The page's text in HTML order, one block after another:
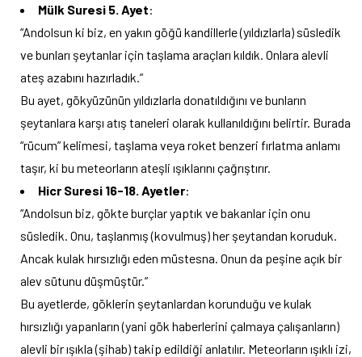
Mülk Suresi 5. Ayet:
“Andolsun ki biz, en yakın göğü kandillerle (yıldızlarla) süsledik
ve bunları şeytanlar için taşlama araçları kıldık. Onlara alevli
ateş azabını hazırladık.”
Bu ayet, gökyüzünün yıldızlarla donatıldığını ve bunların
şeytanlara karşı atış taneleri olarak kullanıldığını belirtir. Burada
“rücum” kelimesi, taşlama veya roket benzeri fırlatma anlamı
taşır, ki bu meteorların ateşli ışıklarını çağrıştırır.
Hicr Suresi 16-18. Ayetler:
“Andolsun biz, gökte burçlar yaptık ve bakanlar için onu
süsledik. Onu, taşlanmış (kovulmuş) her şeytandan koruduk.
Ancak kulak hırsızlığı eden müstesna. Onun da peşine açık bir
alev sütunu düşmüştür.”
Bu ayetlerde, göklerin şeytanlardan korunduğu ve kulak
hırsızlığı yapanların (yani gök haberlerini çalmaya çalışanların)
alevli bir ışıkla (şihab) takip edildiği anlatılır. Meteorların ışıklı izi,